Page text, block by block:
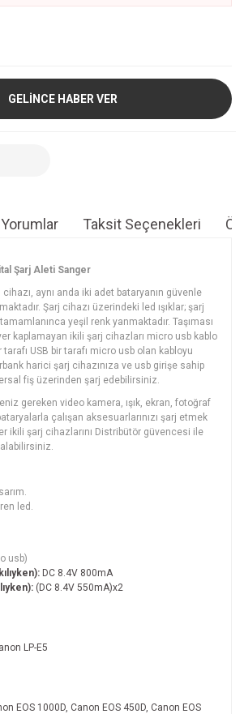
GELİNCE HABER VER
Yorumlar Taksit Seçenekleri
Şarj Aleti Sanger
aynı anda iki adet bataryanın güvenle
Şarj cihazı üzerindeki led ışıklar; şarj
yeşil renk yanmaktadır. Taşıması
kaplamayan ikili şarj cihazları micro usb kablo
tarafı USB bir tarafı micro usb olan kabloyu
harici şarj cihazınıza ve usb girişe sahip
fiş üzerinden şarj edebilirsiniz.
gereken video kamera, ışık, ekran, fotoğraf
çalışan aksesuarlarınızı şarj etmek
ikili şarj cihazlarını Distribütör güvencesi ile
led.
usb)
DC 8.4V 800mA
(DC 8.4V 550mA)x2
LP-E5
EOS 1000D, Canon EOS 450D, Canon EOS